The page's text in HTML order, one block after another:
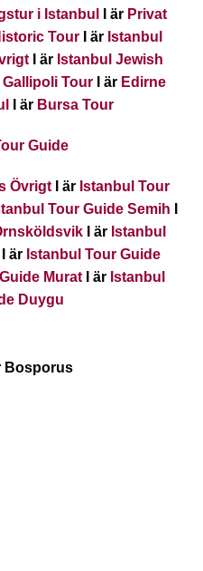
i Istanbul I är Privat
Tour I är Istanbul
I är Istanbul Jewish
Gallipoli TourI är Edirne
I är Bursa Tour
Guide
Övrigt I är Istanbul Tour
Tour Guide Semih
I är Istanbul
är Istanbul Tour Guide
MuratI är Istanbul
Duygu
Bosporus